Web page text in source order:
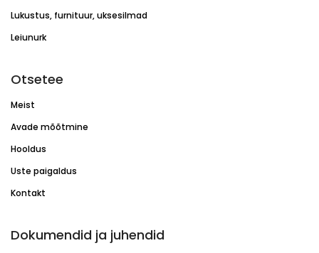
Lukustus, furnituur, uksesilmad
Leiunurk
Otsetee
Meist
Avade mõõtmine
Hooldus
Uste paigaldus
Kontakt
Dokumendid ja juhendid